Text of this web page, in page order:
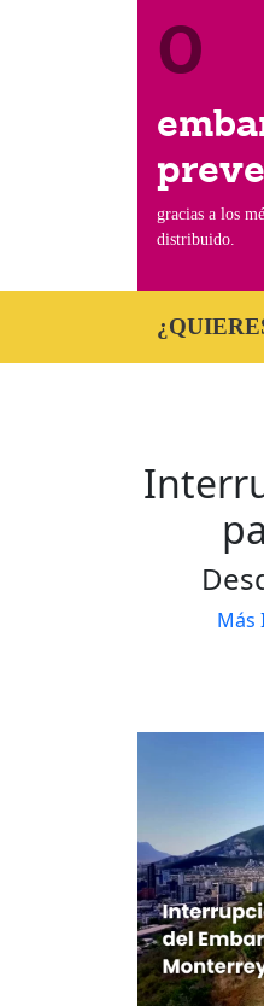
0
gracias a los
distribuido.
Más